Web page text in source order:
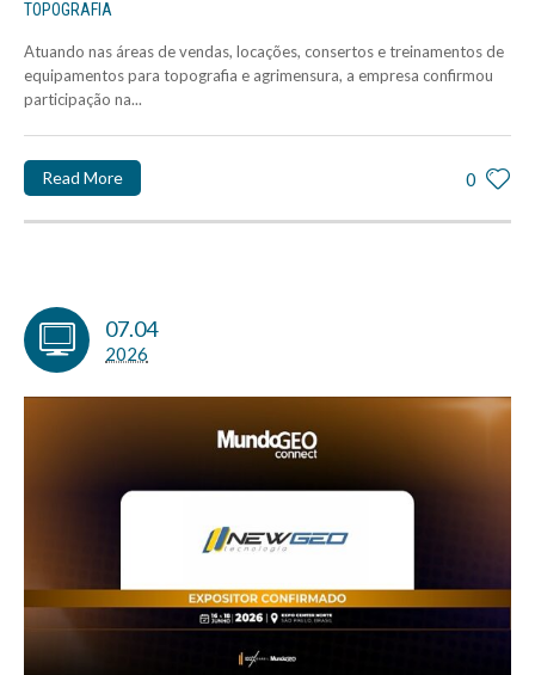
TOPOGRAFIA
Atuando nas áreas de vendas, locações, consertos e treinamentos de
equipamentos para topografia e agrimensura, a empresa confirmou
participação na...
0
Read More
07.04
2026